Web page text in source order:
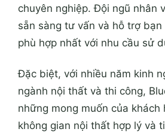
chuyên nghiệp. Đội ngũ nhân
sẵn sàng tư vấn và hỗ trợ
phù hợp nhất với nhu cầu sử
Đặc biệt, với nhiều năm kinh
ngành nội thất và thi công,
những mong muốn của khách
không gian nội thất hợp lý và